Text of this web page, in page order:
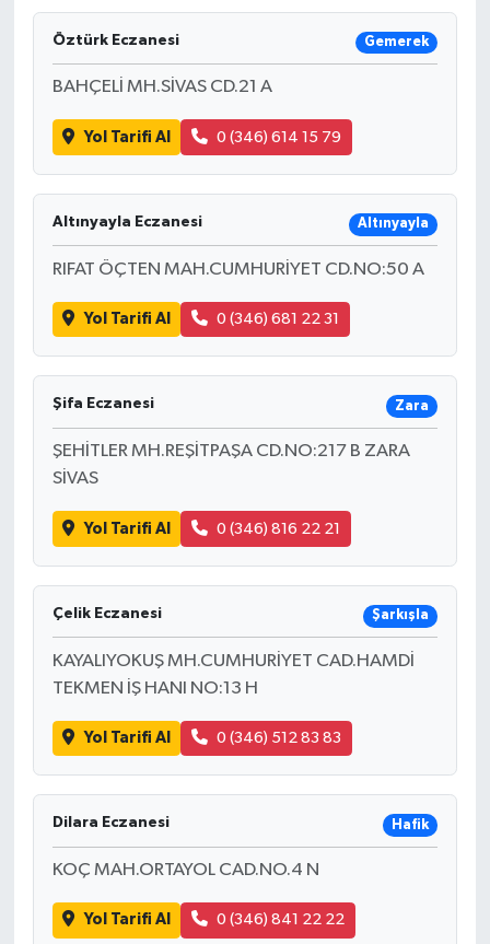
Öztürk Eczanesi Gemerek
BAHÇELİ MH.SİVAS CD.21 A
Yol Tarifi Al 0 (346) 614 15 79
Altınyayla Eczanesi Altınyayla
RIFAT ÖÇTEN MAH.CUMHURİYET CD.NO:50 A
Yol Tarifi Al 0 (346) 681 22 31
Şifa Eczanesi Zara
ŞEHİTLER MH.REŞİTPAŞA CD.NO:217 B ZARA
SİVAS
Yol Tarifi Al 0 (346) 816 22 21
Çelik Eczanesi Şarkışla
KAYALIYOKUŞ MH.CUMHURİYET CAD.HAMDİ
TEKMEN İŞ HANI NO:13 H
Yol Tarifi Al 0 (346) 512 83 83
Dilara Eczanesi Hafik
KOÇ MAH.ORTAYOL CAD.NO.4 N
Yol Tarifi Al 0 (346) 841 22 22